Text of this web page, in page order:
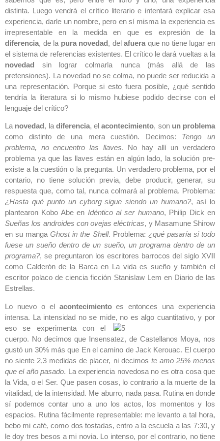
distinta. Luego vendrá el crítico literario e intentará explicar esa
experiencia, darle un nombre, pero en sí misma la experiencia es
irrepresentable en la medida en que es expresión de la
diferencia, de la pura novedad, delafuera que no tiene lugar en
el sistema de referencias existentes. El crítico le dará vueltas a la
novedad sin lograr colmarla nunca (más allá de las
pretensiones). La novedad no se colma, no puede ser reducida a
una representación. Porque si esto fuera posible, ¿qué sentido
tendría la literatura si lo mismo hubiese podido decirse con el
lenguaje del crítico?
La novedad, la diferencia, elacontecimiento, son un problema
como distinto de una mera cuestión. Decimos: Tengo un
problema, no encuentro las llaves. No hay allí un verdadero
problema ya que las llaves están en algún lado, la solución pre-
existe a la cuestión o la pregunta. Un verdadero problema, por el
contario, no tiene solución previa, debe producir, generar, su
respuesta que, como tal, nunca colmará al problema. Problema:
¿Hasta qué punto un cyborg sigue siendo un humano?, así lo
plantearon Kobo Abe en Idéntico al ser humano, Philip Dick en
Sueñas los androides con ovejas eléctricas, y Masamune Shirow
en su mangaGhost in the Shell. Problema: ¿qué pasaría si todo
fuese un sueño dentro de un sueño, un programa dentro de un
programa?, se preguntaron los escritores barrocos del siglo XVII
como Calderón de la Barca en La vida es sueño y también el
escritor polaco de ciencia ficción Stanislaw Lem en Diario de las
Estrellas.
Lo nuevo o el acontecimientoes entonces una experiencia
intensa. La intensidad no se mide, no es algo cuantitativo, y por
eso se experimenta con el
cuerpo. No decimos que Insensatez, de Castellanos Moya, nos
gustó un 30% más que En el camino de Jack Kerouac. El cuerpo
no siente 2,3 medidas de placer, ni decimos te amo 25% menos
que el año pasado. La experiencia novedosa no es otra cosa que
la Vida, o el Ser. Que pasen cosas, lo contrario a la muerte de la
vitalidad, de la intensidad. Me aburro, nada pasa. Rutina en donde
sí podemos contar uno a uno los actos, los momentos y los
espacios. Rutina fácilmente representable: me levanto a tal hora,
bebo mi café, como dos tostadas, entro a la escuela a las 7:30, y
le doy tres besos a mi novia. Lo intenso, por el contrario, no tiene